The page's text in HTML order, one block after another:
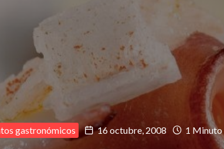
gastronómicos 16 octubre, 2008 1 Minuto